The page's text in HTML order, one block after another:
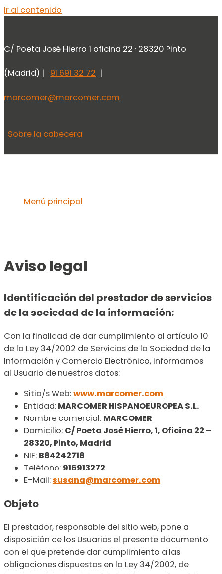
Ir al contenido
C/ Poeta José Hierro 1 oficina 22 · 28320 Pinto
(Madrid) | 91 691 32 72 |
marcomer@marcomer.com
Sobre la cabecera
Menú principal
Aviso legal
Identificación del prestador de servicios
de la sociedad de la información:
Con la finalidad de dar cumplimiento al artículo 10
de la Ley 34/2002 de Servicios de la Sociedad de la
Información y Comercio Electrónico, informamos
al Usuario de nuestros datos:
Sitio/s Web:www.marcomer.com
Entidad: MARCOMER HISPANOEUROPEA S.L.
Nombre comercial: MARCOMER
Domicilio: C/ Poeta José Hierro, 1, Oficina 22 –
28320, Pinto, Madrid
NIF: B84242718
Teléfono: 916913272
E-Mail:susana@marcomer.com
Objeto
El prestador, responsable del sitio web, pone a
disposición de los Usuarios el presente documento
con el que pretende dar cumplimiento a las
obligaciones dispuestas en la Ley 34/2002, de